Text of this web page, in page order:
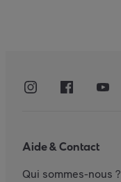
Aide & Contact
Qui sommes-nous ?